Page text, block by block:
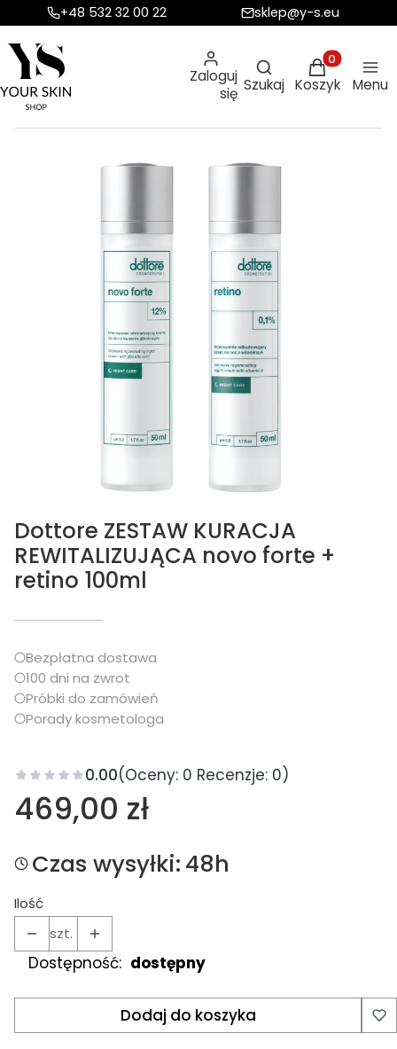
+48 532 32 00 22 sklep@y-s.eu
Zaloguj
się
Otwórz
Szukaj
Produkty w
Koszyk Menu
Dottore ZESTAW KURACJA
REWITALIZUJĄCA novo forte +
retino 100ml
Bezpłatna dostawa
100 dni na zwrot
Próbki do zamówień
Porady kosmetologa
0.00(Oceny: 0 Recenzje: 0)
Cena
469,00 zł
Czas wysyłki:48h
Ilość
szt.
Dostępność: dostępny
Dodaj do koszyka